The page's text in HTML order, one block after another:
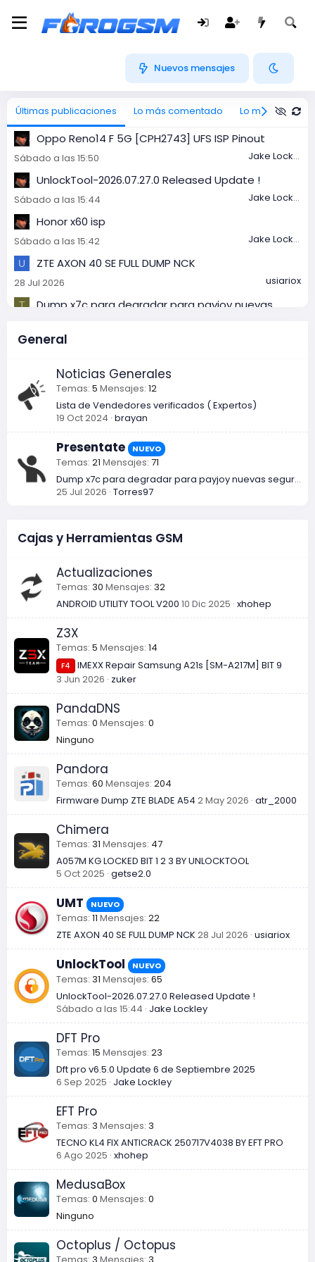
Nuevos mensajes
Últimas publicaciones Lo más comentado Lo más visto
Oppo Reno14 F 5G [CPH2743] UFS ISP Pinout
Sábado a las 15:50 Jake Lockley
UnlockTool-2026.07.27.0 Released Update !
Sábado a las 15:44 Jake Lockley
Honor x60 isp
Sábado a las 15:42 Jake Lockley
U ZTE AXON 40 SE FULL DUMP NCK
28 Jul 2026 usiariox
T
Dump x7c para degradar para payjoy nuevas
25 Jul 2026
DEGRADAR PARA MDM
21 Jul 2026
SOY UN NOVATO Y OCUPO DESBLOQUEAR
21 Jul 2026
Dump Honor X7B CLK-LX3
12 Jun 2026
dump reno 12f degradar
F4
IMEXX Repair Samsung A21s [SM-A217M]
3 Jun 2026
S FIRMWARE STOCK HUAWEI P50 PRO JAD-LX9
31 May 2026 santicell
Tengo una dump de F64 y quiero usarla en
Easy Jtag
23 May 2026 magitech
DUMP OPPO A38 + REPAIR
11 May 2026
W
Ayuda con una dump para easyjtag del honor
x6b plus JDY-LX3P seguridad de diciembre
2025
6 May 2026
E
Ayuda / Servicio Remoto: Flasheo HyperOS en
Redmi Note 13 Pro+ 5G (zircon) - Error SLA/DA
6 May 2026
General
Noticias Generales
Temas 5 Mensajes 12
Lista de Vendedores verificados ( Expertos)
19 Oct 2024 brayan
Presentate NUEVO
Temas 21 Mensajes 71
Dump x7c para degradar para payjoy nuevas seguridades
25 Jul 2026 Torres97
Cajas y Herramientas GSM
Actualizaciones
Temas 30 Mensajes 32
ANDROID UTILITY TOOL V200 10 Dic 2025 xhohep
Z3X
Temas 5 Mensajes 14
F4
IMEXX Repair Samsung A21s [SM-A217M] BIT 9
3 Jun 2026 zuker
PandaDNS
Temas 0 Mensajes 0
Ninguno
Pandora
Temas 60 Mensajes 204
Firmware Dump ZTE BLADE A54 2 May 2026 atr_2000
Chimera
Temas 31 Mensajes 47
A057M KG LOCKED BIT 1 2 3 BY UNLOCKTOOL
5 Oct 2025 getse2.0
UMT NUEVO
Temas 11 Mensajes 22
ZTE AXON 40 SE FULL DUMP NCK 28 Jul 2026 usiariox
UnlockTool NUEVO
Temas 31 Mensajes 65
UnlockTool-2026.07.27.0 Released Update !
Sábado a las 15:44 Jake Lockley
DFT Pro
Temas 15 Mensajes 23
Dft pro v6.5.0 Update 6 de Septiembre 2025
6 Sep 2025 Jake Lockley
EFT Pro
Temas 3 Mensajes 3
TECNO KL4 FIX ANTICRACK 250717V4038 BY EFT PRO
6 Ago 2025 xhohep
MedusaBox
Temas 0 Mensajes 0
Ninguno
Octoplus / Octopus